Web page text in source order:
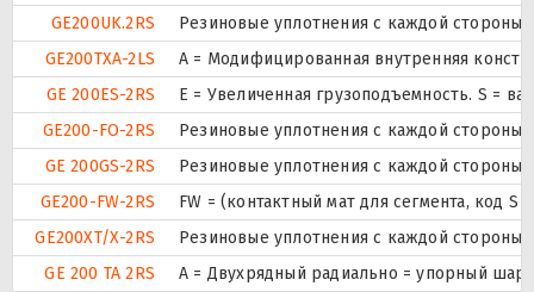
GE200UK.2RS
Резиновые уплотнения с каждой стороны
GE200TXA-2LS
A = Модифицированная внутренняя
GE 200ES-2RS
E = Увеличенная грузоподъемность. S =
GE200-FO-2RS
Резиновые уплотнения с каждой стороны
GE 200GS-2RS
Резиновые уплотнения с каждой стороны
GE200-FW-2RS
FW = (контактный мат для сегмента, код
GE200XT/X-2RS
Резиновые уплотнения с каждой стороны
GE 200 TA 2RS
A = Двухрядный радиально = упорный